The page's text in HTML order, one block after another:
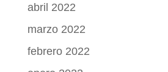
abril 2022
marzo 2022
febrero 2022